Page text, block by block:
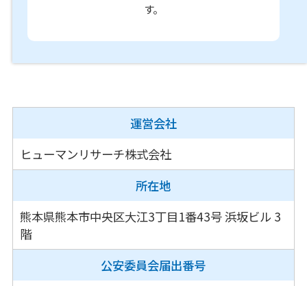
す。
運営会社
ヒューマンリサーチ株式会社
所在地
熊本県熊本市中央区大江3丁目1番43号浜坂ビル 3
階
公安委員会届出番号